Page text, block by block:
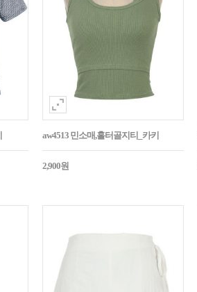
aw4513 민소매,홀터골지티_카키
2,900원